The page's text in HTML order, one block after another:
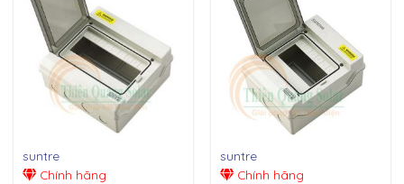
suntre
Chính hãng
suntre
Chính hãng